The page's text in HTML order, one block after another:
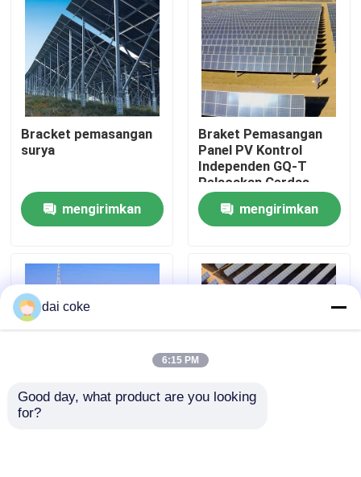
Rumah
Produk
Video
Tentang kita
Wisata pabrik
Kontrol kualitas
Hubungi kami
Quote request suatu
Braket Pemasangan Panel PV
Bracket pemasangan
surya
mengirimkan
Braket Pemasangan
Panel PV Kontrol
Independen GQ-T
Pelacakan Cerdas
mengirimkan
GQ-T Pv Mounting
dai coke
6:15 PM
Good day, what product are you looking
for?